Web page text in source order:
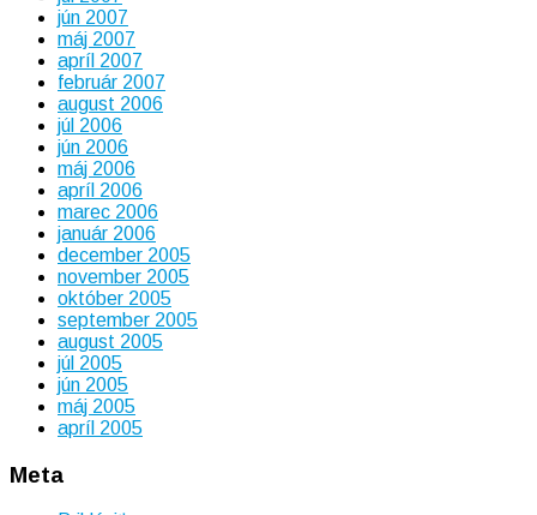
jún 2007
máj 2007
apríl 2007
február 2007
august 2006
júl 2006
jún 2006
máj 2006
apríl 2006
marec 2006
január 2006
december 2005
november 2005
október 2005
september 2005
august 2005
júl 2005
jún 2005
máj 2005
apríl 2005
Meta